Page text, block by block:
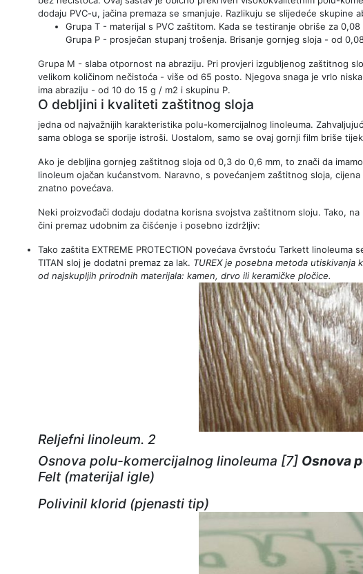
dodaju PVC-u, jačina premaza se smanjuje. Razlikuju se slijedeće skupine
Grupa T - materijal s PVC zaštitom. Kada se testiranje obriše za 0,08
Grupa P - prosječan stupanj trošenja. Brisanje gornjeg sloja - od
Grupa M - slaba otpornost na abraziju. Pri provjeri izgubljenog zaštitnog
velikom količinom nečistoća - više od 65 posto. Njegova snaga je vrlo
ima abraziju - od 10 do 15 g / m2 i skupinu P.
O debljini i kvaliteti zaštitnog sloja
jedna od najvažnijih karakteristika polu-komercijalnog linoleuma.
sama obloga se sporije istroši. Uostalom, samo se ovaj gornji film briše
Ako je debljina gornjeg zaštitnog sloja od 0,3 do 0,6 mm, to znači da
linoleum ojačan kućanstvom. Naravno, s povećanjem zaštitnog sloja,
znatno povećava.
Neki proizvođači dodaju dodatna korisna svojstva zaštitnom sloju. Tako,
čini premaz udobnim za čišćenje i posebno izdržljiv:
Tako zaštita EXTREME PROTECTION povećava čvrstoću Tarkett
TITAN sloj je dodatni premaz za lak. TUREX je posebna metoda
od najskupljih prirodnih materijala: kamen, drvo ili keramičke pločice.
Reljefni linoleum. 2
Osnova polu-komercijalnog linoleuma [7] Osnova
Felt (materijal igle)
Polivinil klorid (pjenasti tip)